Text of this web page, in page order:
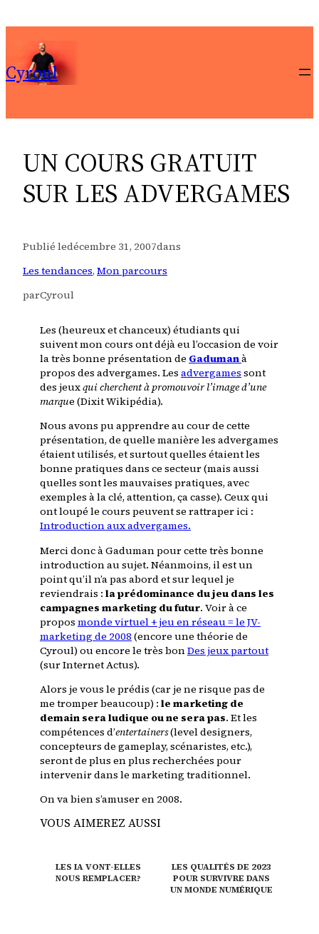
au
contenu
Cyroul
UN COURS GRATUIT
SUR LES ADVERGAMES
Publié ledécembre 31, 2007dans
Les tendances, Mon parcours
parCyroul
Les (heureux et chanceux) étudiants qui
suivent mon cours ont déjà eu l’occasion de voir
la très bonne présentation de Gadumanà
propos des advergames. Les advergames sont
des jeuxqui cherchent à promouvoir l’image d’une
marque (Dixit Wikipédia).
Nous avons pu apprendre au cour de cette
présentation, de quelle manière les advergames
étaient utilisés, et surtout quelles étaient les
bonne pratiques dans ce secteur (mais aussi
quelles sont les mauvaises pratiques, avec
exemples à la clé, attention, ça casse). Ceux qui
ont loupé le cours peuvent se rattraper ici :
Introduction aux advergames.
Merci donc à Gaduman pour cette très bonne
introduction au sujet. Néanmoins, il est un
point qu’il n’a pas abord et sur lequel je
reviendrais : la prédominance du jeu dans les
campagnes marketing du futur. Voir à ce
propos monde virtuel + jeu en réseau = le JV-
marketing de 2008 (encore une théorie de
Cyroul) ou encore le très bonDes jeux partout
(sur Internet Actus).
Alors je vous le prédis (car je ne risque pas de
me tromper beaucoup) : le marketing de
demain sera ludique ou ne sera pas. Et les
compétences d’entertainers(level designers,
concepteurs de gameplay, scénaristes, etc.),
seront de plus en plus recherchées pour
intervenir dans le marketing traditionnel.
On va bien s’amuser en 2008.
VOUS AIMEREZ AUSSI
LES IA VONT-ELLES
NOUS REMPLACER?
LES QUALITÉS DE 2023
POUR SURVIVRE DANS
UN MONDE NUMÉRIQUE